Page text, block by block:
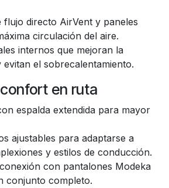
flujo directo AirVent y paneles
circulación del aire.
internos que mejoran la
el sobrecalentamiento.
en ruta
espalda extendida para mayor
ajustables para adaptarse a
y estilos de conducción.
con pantalones Modeka
conjunto completo.